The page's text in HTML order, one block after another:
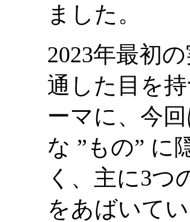
ました。
2023年最初
通した目を
ーマに、今
な ”もの” に
く、主に3つ
をあばいて